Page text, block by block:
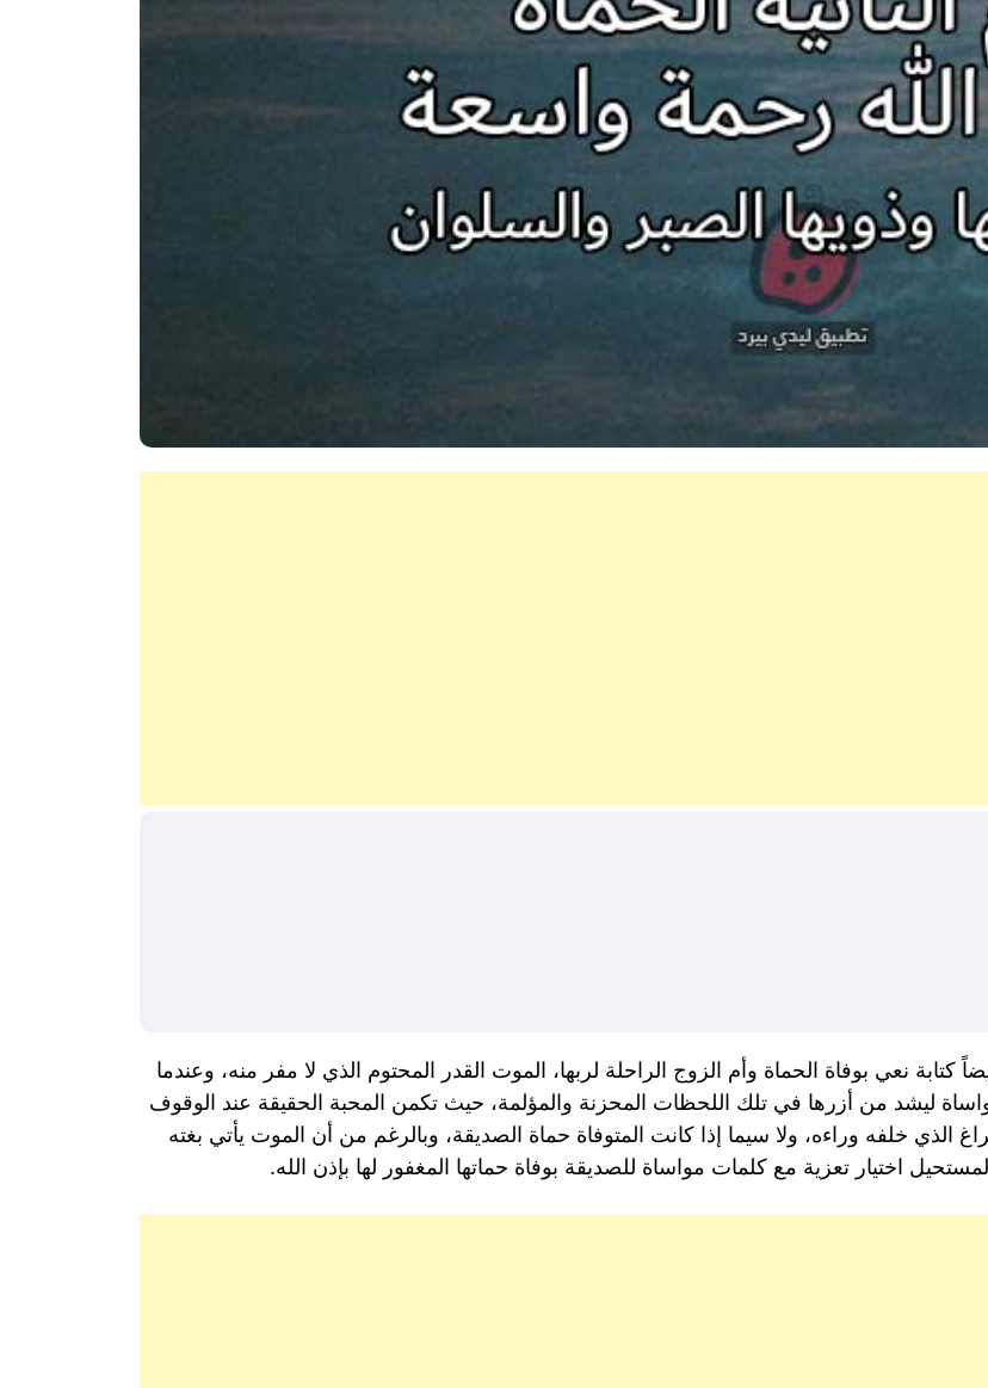
نعي بوفاة الحماة وأم الزوج الراحلة لربها، الموت القدر المحتوم الذي لا مفر منه، وعندما
ليشد من أزرها في تلك اللحظات المحزنة والمؤلمة، حيث تكمن المحبة الحقيقة عند الوقوف
خلفه وراءه، ولا سيما إذا كانت المتوفاة حماة الصديقة، وبالرغم من أن الموت يأتي بغته
اختيار تعزية مع كلمات مواساة للصديقة بوفاة حماتها المغفور لها بإذن الله.